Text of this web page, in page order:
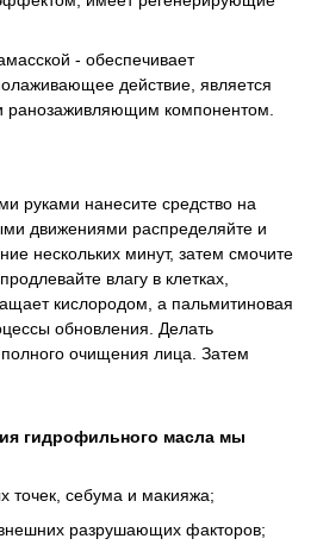
- обеспечивает
действие, является
ранозаживляющим компонентом.
руками нанесите средство на
движениями распределяйте и
нескольких минут, затем смочите
влагу в клетках,
кислородом, а пальмитиновая
обновления. Делать
очищения лица. Затем
гидрофильного масла мы
точек, себума и макияжа;
разрушающих факторов;